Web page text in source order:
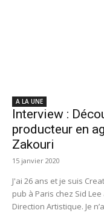
A LA UNE
Interview :
producteur en
Zakouri
15 janvier 2020
J'ai 26 ans et je suis
pub à Paris chez Sid
Direction Artistique. Je